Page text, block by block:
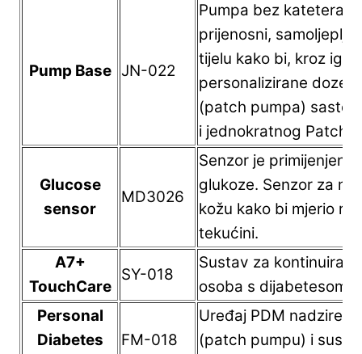
Pump Base JN-022
Pumpa bez katetera
prijenosni,
tijelu kako bi, kroz
personalizirane doze
(patch pumpa)
i jednokratnog Patch
Glucose
sensor
MD3026
Senzor je primijenjeni
glukoze. Senzor za
kožu kako bi mjerio
tekućini.
A7+
TouchCare
SY-018
Sustav za
osoba s dijabetesom.
Personal
Diabetes
FM-018
Uređaj PDM nadzire i
(patch pumpu) i